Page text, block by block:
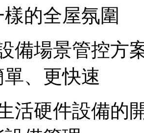
的全屋氛圍
備場景管控方
、更快速
活硬件設備的